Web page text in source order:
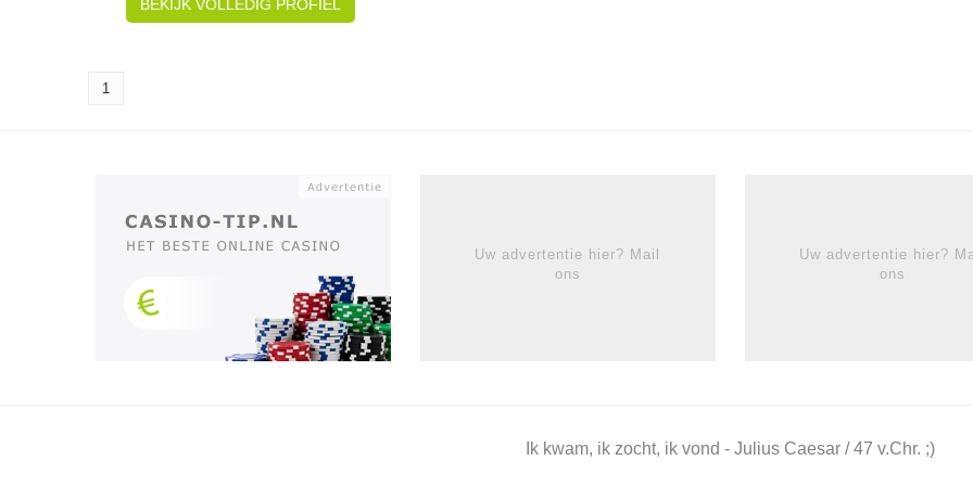
BEKIJK VOLLEDIG PROFIEL
1
Uw advertentie hier? Mail
ons
Uw advertentie hier?
ons
Ik kwam, ik zocht, ik vond - Julius Caesar / 47 v.Chr. ;)